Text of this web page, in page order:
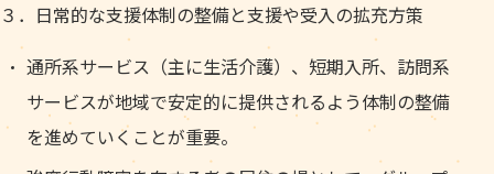
３．日常的な支援体制の整備と支援や受入の拡充方策
通所系サービス（主に生活介護）、短期入所、訪問系
サービスが地域で安定的に提供されるよう体制の整備
を進めていくことが重要。